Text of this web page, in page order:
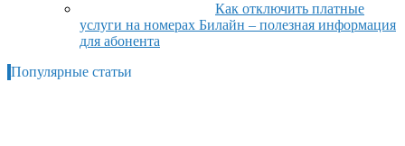
Как отключить платные
услуги на номерах Билайн – полезная информация
для абонента
Популярные статьи